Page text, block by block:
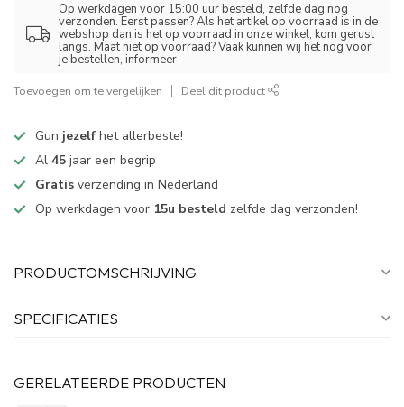
Op werkdagen voor 15:00 uur besteld, zelfde dag nog
verzonden. Eerst passen? Als het artikel op voorraad is in de
webshop dan is het op voorraad in onze winkel, kom gerust
langs. Maat niet op voorraad? Vaak kunnen wij het nog voor
je bestellen, informeer
Toevoegen om te vergelijken Deel dit product
Gun jezelf het allerbeste!
Al 45 jaar een begrip
Gratis verzending in Nederland
Op werkdagen voor 15u besteld zelfde dag verzonden!
PRODUCTOMSCHRIJVING
SPECIFICATIES
GERELATEERDE PRODUCTEN